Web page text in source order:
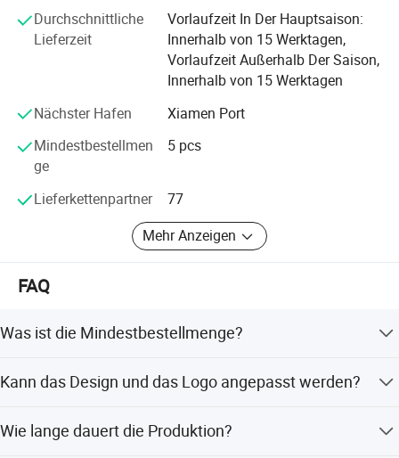
Durchschnittliche
Lieferzeit
Vorlaufzeit In Der Hauptsaison:
Innerhalb von 15 Werktagen,
Vorlaufzeit Außerhalb Der Saison,
Innerhalb von 15 Werktagen
Nächster Hafen
Xiamen Port
Mindestbestellmen
ge
5 pcs
Lieferkettenpartner
77
Mehr Anzeigen
FAQ
Was ist die Mindestbestellmenge?
wir akzeptieren Sammelbestellungen.
Kann das Design und das Logo angepasst werden?
vollständige Anpassung des Designs und des Logodrucks
Wie lange dauert die Produktion?